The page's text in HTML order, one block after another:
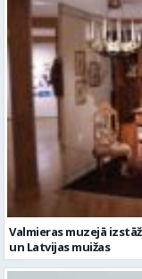
Valmieras muzejā
un Latvijas muižas